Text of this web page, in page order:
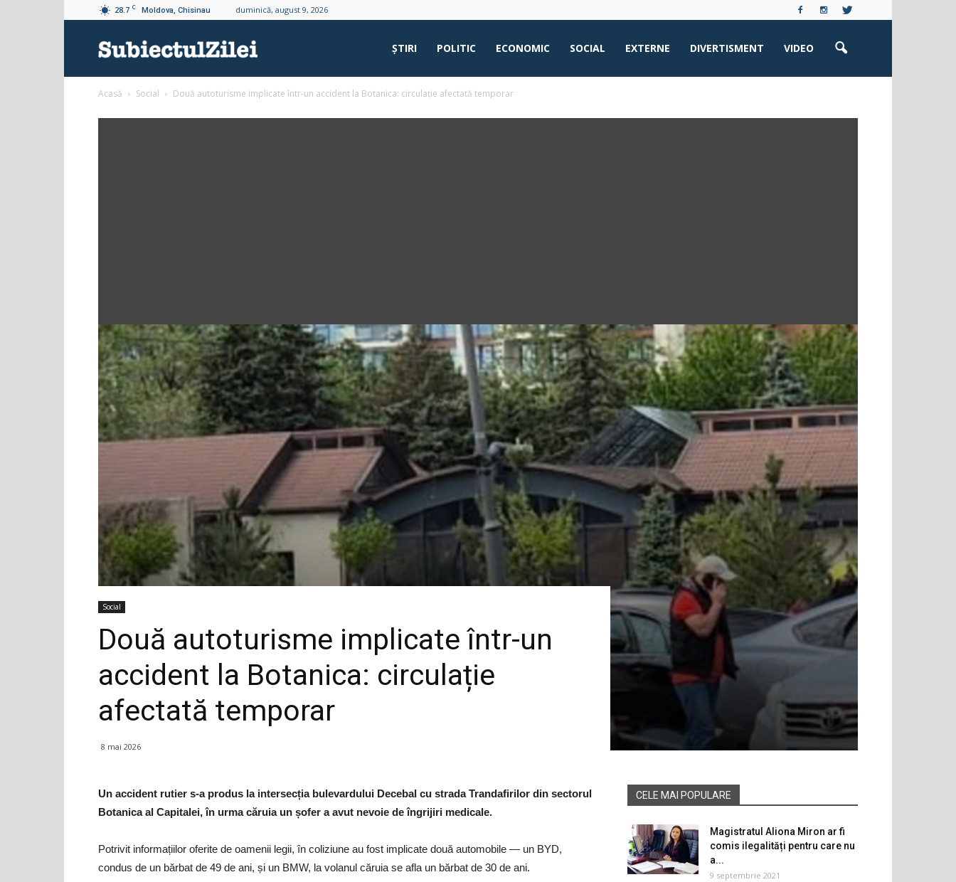
28.7 C Moldova, Chisinau duminică, august 9, 2026
ŞTIRI POLITIC ECONOMIC SOCIAL EXTERNE DIVERTISMENT VIDEO
Acasă Social Două autoturisme implicate într-un accident la Botanica: circulație afectată temporar
Social
Două autoturisme implicate într-un
accident la Botanica: circulație
afectată temporar
8 mai 2026
Un accident rutier s-a produs la intersecția bulevardului Decebal cu strada Trandafirilor din sectorul
Botanica al Capitalei, în urma căruia un șofer a avut nevoie de îngrijiri medicale.
Potrivit informațiilor oferite de oamenii legii, în coliziune au fost implicate două automobile — un BYD,
condus de un bărbat de 49 de ani, și un BMW, la volanul căruia se afla un bărbat de 30 de ani.
CELE MAI POPULARE
Magistratul Aliona Miron ar fi
comis ilegalități pentru care nu
a...
9 septembrie 2021